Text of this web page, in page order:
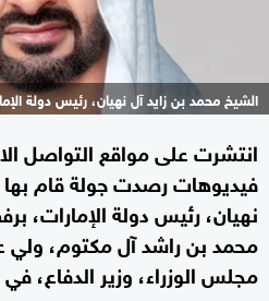
الشيخ محمد بن زايد آل نهيان، رئيس دولة
انتشرت على مواقع التواصل
فيديوهات رصدت جولة قام بها
نهيان، رئيس دولة الإمارات،
محمد بن راشد آل مكتوم، ولي
مجلس الوزراء، وزير الدفاع،